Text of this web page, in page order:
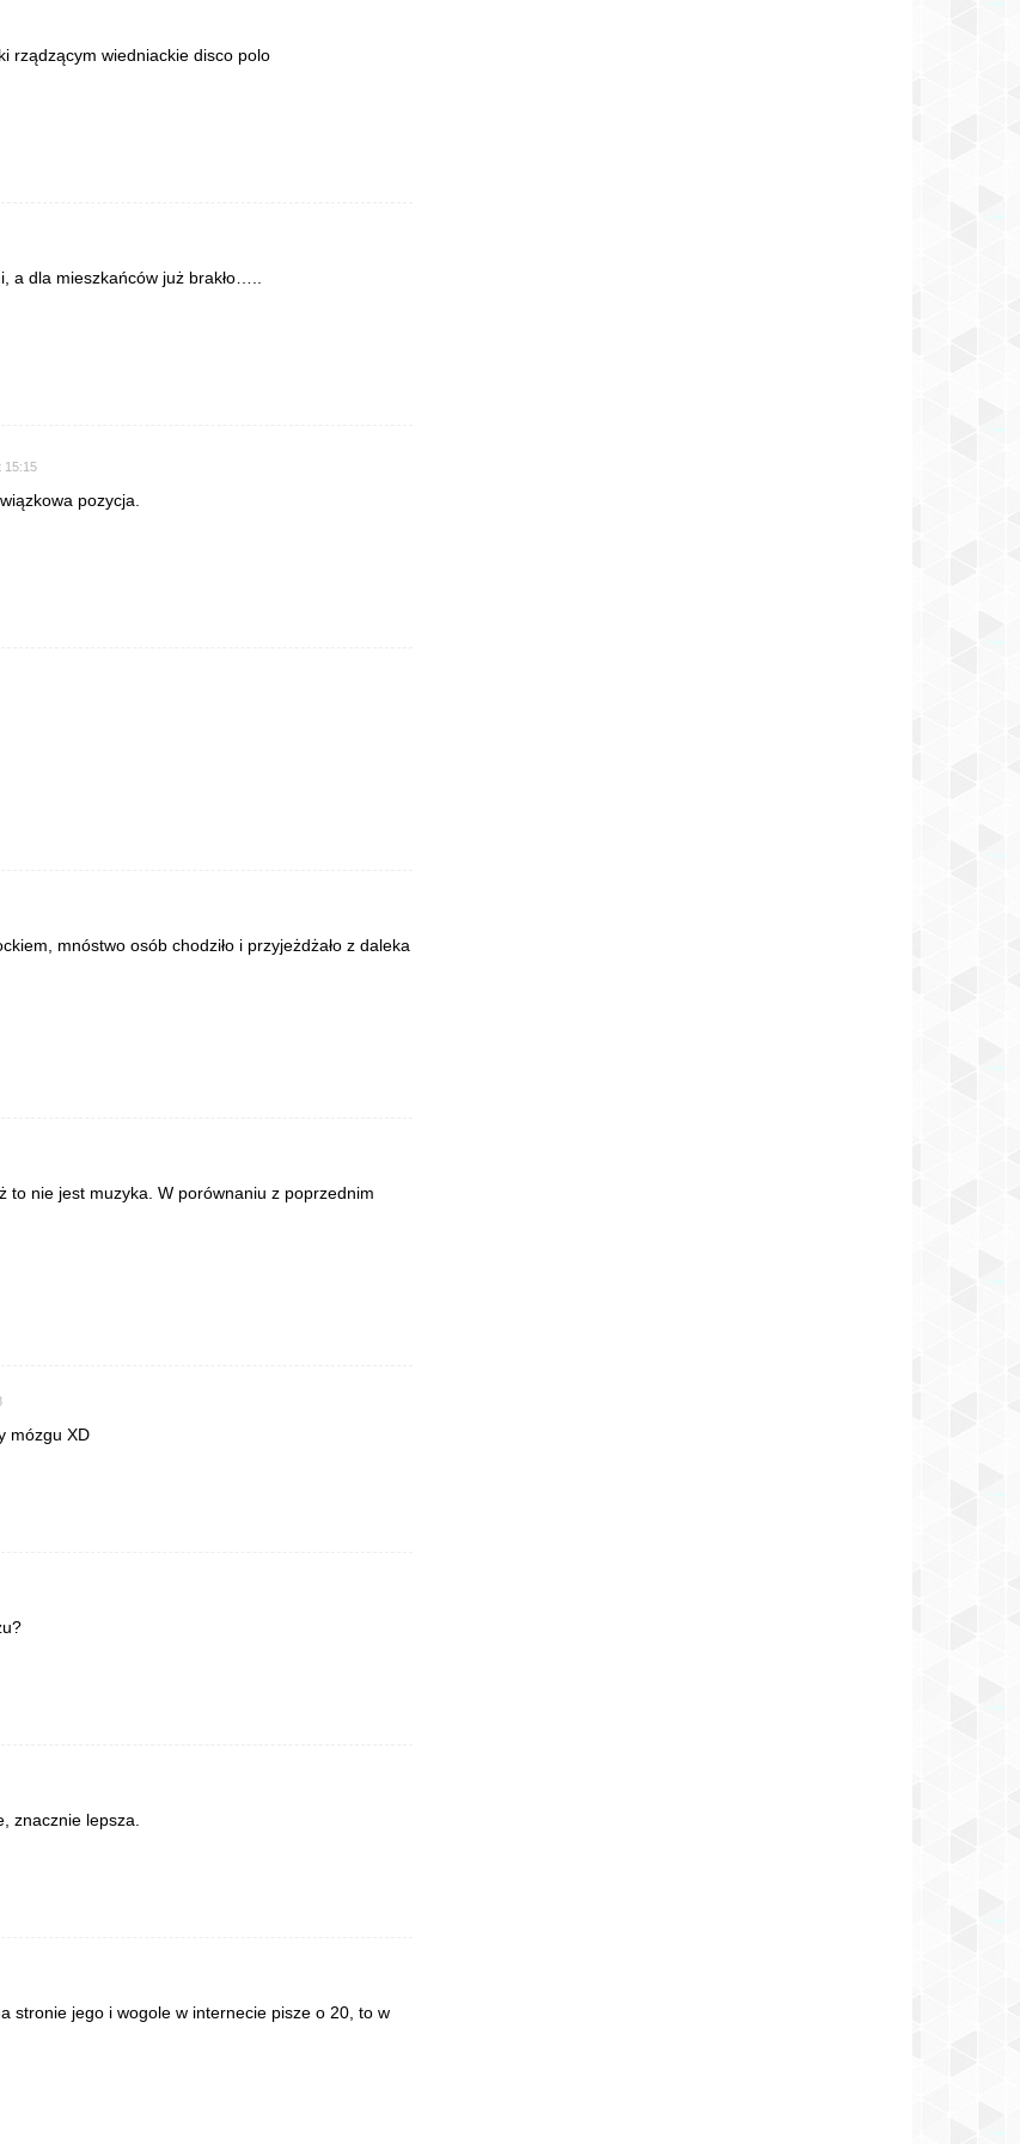
rządzącym wiedniackie disco polo
a dla mieszkańców już brakło…..
15:15
pozycja.
mnóstwo osób chodziło i przyjeżdżało z daleka
to nie jest muzyka. W porównaniu z poprzednim
mózgu XD
znacznie lepsza.
stronie jego i wogole w internecie pisze o 20, to w